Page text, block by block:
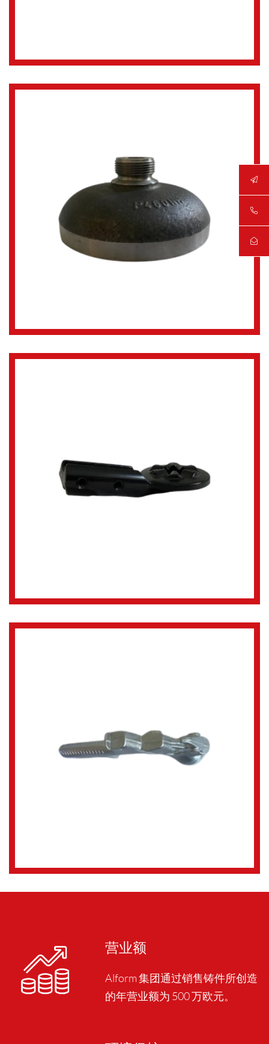
营业额
Alform 集团通过销售铸件所创造
的年营业额为 500 万欧元。